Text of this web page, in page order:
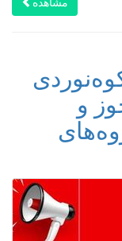
مشاهده
و